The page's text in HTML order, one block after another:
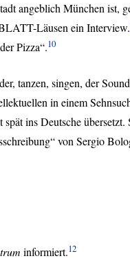
angeblich München ist,
-Läusen ein Interview.
Pizza“.10
tanzen, singen, der
in einem
ins Deutsche
von Sergio
informiert.12